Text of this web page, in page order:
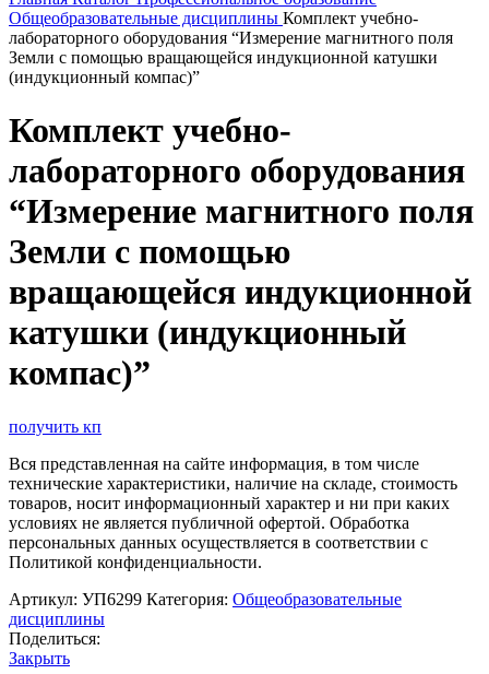
Общеобразовательные дисциплины Комплект учебно-
лабораторного оборудования “Измерение магнитного поля
Земли с помощью вращающейся индукционной катушки
(индукционный компас)”
Комплект учебно-
лабораторного оборудования
“Измерение магнитного поля
Земли с помощью
вращающейся индукционной
катушки (индукционный
компас)”
получить кп
Вся представленная на сайте информация, в том числе
технические характеристики, наличие на складе, стоимость
товаров, носит информационный характер и ни при каких
условиях не является публичной офертой. Обработка
персональных данных осуществляется в соответствии с
Политикой конфиденциальности.
Артикул: УП6299 Категория: Общеобразовательные
дисциплины
Поделиться:
Закрыть